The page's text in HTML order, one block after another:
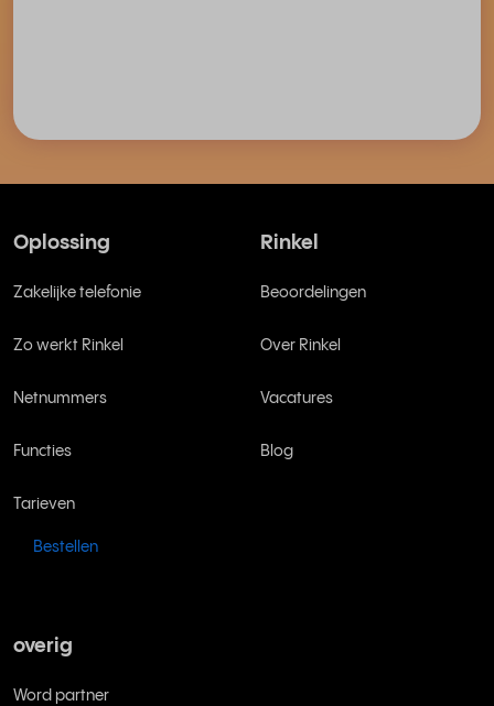
Oplossing
Zakelijke telefonie
Zo werkt Rinkel
Netnummers
Functies
Tarieven
Bestellen
Rinkel
Beoordelingen
Over Rinkel
Vacatures
Blog
overig
Word partner